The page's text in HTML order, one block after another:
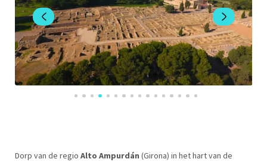
Dorp van de regio Alto Ampurdán (Girona) in het hart van de